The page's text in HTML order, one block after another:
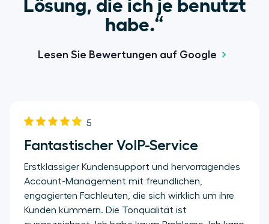
habe.“
Lesen Sie Bewertungen auf Google
5
Fantastischer VoIP-Service
Erstklassiger Kundensupport und hervorragendes
Account-Management mit freundlichen,
engagierten Fachleuten, die sich wirklich um ihre
Kunden kümmern. Die Tonqualität ist